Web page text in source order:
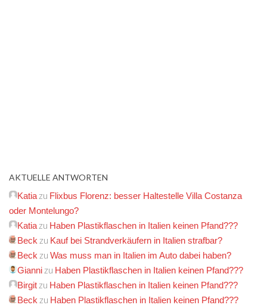
AKTUELLE ANTWORTEN
Katia zu Flixbus Florenz: besser Haltestelle Villa Costanza
oder Montelungo?
Katia zu Haben Plastikflaschen in Italien keinen Pfand???
Beck zu Kauf bei Strandverkäufern in Italien strafbar?
Beck zu Was muss man in Italien im Auto dabei haben?
Gianni zu Haben Plastikflaschen in Italien keinen Pfand???
Birgit zu Haben Plastikflaschen in Italien keinen Pfand???
Beck zu Haben Plastikflaschen in Italien keinen Pfand???